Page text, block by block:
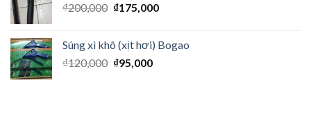
₫200,000 ₫175,000
Súng xì khô (xịt hơi) Bogao
₫120,000 ₫95,000